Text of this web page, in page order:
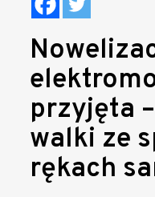
przyjęta
walki ze
rękach